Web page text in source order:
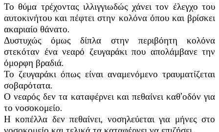
Το θύμα τρέχοντας ιλλιγγιωδώς χάνει τον έλεγχο του
αυτοκινήτου και πέφτει στην κολόνα όπου και βρίσκει
ακαριαίο θάνατο.
Δυστυχώς όμως δίπλα στην περιβόητη κολόνα
στεκόταν ένα νεαρό ζευγαράκι που απολάμβανε την
όμορφη βραδιά.
Το ζευγαράκι όπως είναι αναμενόμενο τραυματίζεται
σοβαρότατα.
Ο νεαρός δεν τα καταφέρνει και πεθαίνει καθ’οδόν για
το νοσοκομείο.
Η κοπέλλα δεν πεθαίνει, νοσηλεύεται για μήνες στο